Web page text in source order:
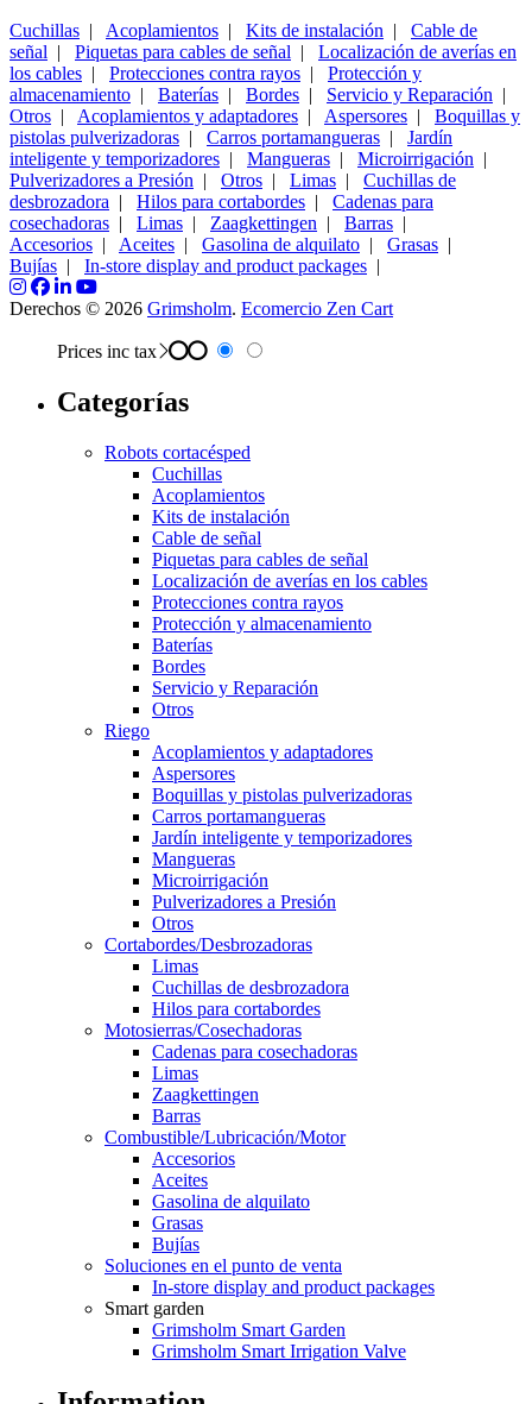
Cuchillas | Acoplamientos | Kits de instalación | Cable de
señal | Piquetas para cables de señal | Localización de averías en
los cables | Protecciones contra rayos | Protección y
almacenamiento | Baterías | Bordes | Servicio y Reparación |
Otros | Acoplamientos y adaptadores | Aspersores | Boquillas y
pistolas pulverizadoras | Carros portamangueras | Jardín
inteligente y temporizadores | Mangueras | Microirrigación |
Pulverizadores a Presión | Otros | Limas | Cuchillas de
desbrozadora | Hilos para cortabordes | Cadenas para
cosechadoras | Limas | Zaagkettingen | Barras |
Accesorios | Aceites | Gasolina de alquilato | Grasas |
Bujías | In-store display and product packages |
Derechos © 2026 Grimsholm. Ecomercio Zen Cart
Prices inc tax
Categorías
Robots cortacésped
Cuchillas
Acoplamientos
Kits de instalación
Cable de señal
Piquetas para cables de señal
Localización de averías en los cables
Protecciones contra rayos
Protección y almacenamiento
Baterías
Bordes
Servicio y Reparación
Otros
Riego
Acoplamientos y adaptadores
Aspersores
Boquillas y pistolas pulverizadoras
Carros portamangueras
Jardín inteligente y temporizadores
Mangueras
Microirrigación
Pulverizadores a Presión
Otros
Cortabordes/Desbrozadoras
Limas
Cuchillas de desbrozadora
Hilos para cortabordes
Motosierras/Cosechadoras
Cadenas para cosechadoras
Limas
Zaagkettingen
Barras
Combustible/Lubricación/Motor
Accesorios
Aceites
Gasolina de alquilato
Grasas
Bujías
Soluciones en el punto de venta
In-store display and product packages
Smart garden
Grimsholm Smart Garden
Grimsholm Smart Irrigation Valve